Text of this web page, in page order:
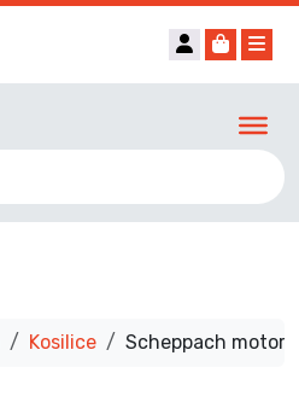
Account
Cart
Kosilice Scheppach